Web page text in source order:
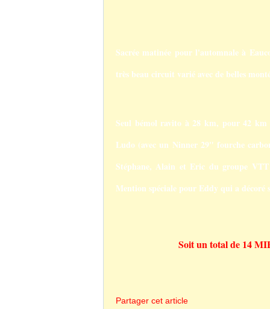
Sacrée matinée pour l'automnale à
très beau circuit varié avec de belles
Seul bémol ravito à 28 km, pour 42 km
Ludo (avec un Ninner 29" fourche
Stéphane, Alain et Eric du groupe
Mention spéciale pour Eddy qui a décoré
Soit un total de 14
Partager cet article